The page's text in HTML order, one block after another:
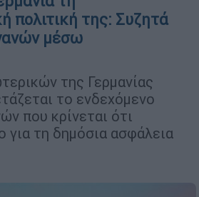
πολιτική της: Συζητά
μέσω
της Γερμανίας
το ενδεχόμενο
που κρίνεται ότι
για τη δημόσια ασφάλεια